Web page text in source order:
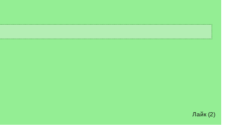
Лайк (2)